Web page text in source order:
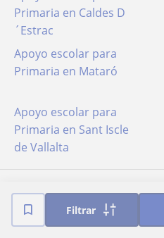
Filtrar
Primaria en Caldes D
´Estrac
Apoyo escolar para
Primaria en Mataró
Apoyo escolar para
Primaria en Sant Iscle
de Vallalta